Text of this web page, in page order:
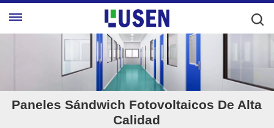
Paneles Sándwich Fotovoltaicos De Alta
Calidad